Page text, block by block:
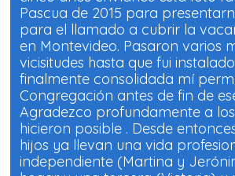
Pascua de 2015 para
para el llamado a cubrir la
en Montevideo. Pasaron varios
vicisitudes hasta que fui
finalmente consolidada mí
Congregación antes de fin de
Agradezco profundamente a
hicieron posible . Desde
hijos ya llevan una vida
independiente (Martina y